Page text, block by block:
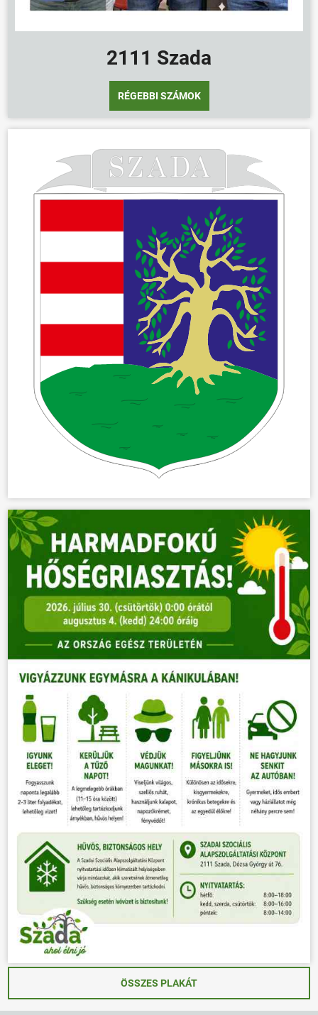
ÜGYINTÉZÉS
KÖZÖSSÉG
HÍREK
2111 Szada
RÉGEBBI SZÁMOK
ÖSSZES PLAKÁT